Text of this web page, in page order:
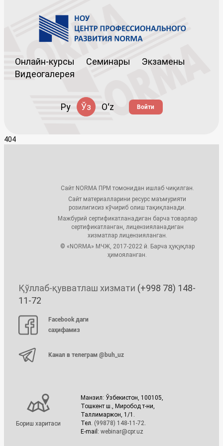
Онлайн-курсы Семинары
Экзамены
Видеогалерея
Ру Ўз Oʻz Войти
404
Сайт NORMA ПРМ томонидан ишлаб чиқилган.
Сайт материалларини ресурс маъмурияти
розилигисиз кўчириб олиш тақиқланади.
Мажбурий сертификатланадиган барча товарлар
сертификатланган, лицензияланадиган
хизматлар лицензияланган.
© «NORMA» МЧЖ, 2017-2022 й. Барча ҳуқуқлар
ҳимояланган.
Қўллаб-қувватлаш хизмати (+998 78) 148-
11-72
Facebook даги
саҳифамиз
Канал в телеграм @buh_uz
Бориш харитаси
Манзил: Ўзбекистон, 100105,
Тошкент ш., Миробод т-ни,
Таллимаржон, 1/1.
Тел. (99878) 148-11-72
E-mail: webinar@cpr.uz